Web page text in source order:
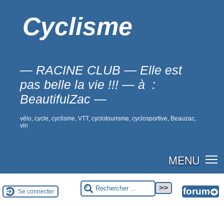
Cyclisme
— RACINE CLUB — Elle est
pas belle la vie !!! — à :
BeautifulZac —
vélo, cycle, cyclisme, VTT, cyclotourisme, cyclosportive, Beauzac,
vin
MENU
Se connecter